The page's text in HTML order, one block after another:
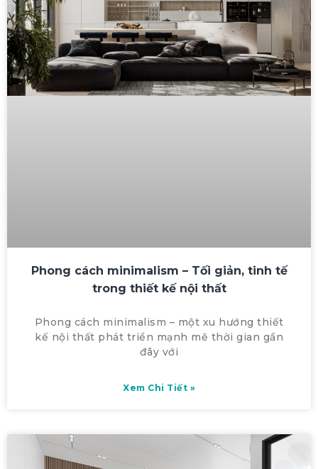
Phong cách minimalism – Tối giản, tinh tế
trong thiết kế nội thất
Phong cách minimalism – một xu hướng thiết
kế nội thất phát triển mạnh mẽ thời gian gần
đây với
Xem Chi Tiết »